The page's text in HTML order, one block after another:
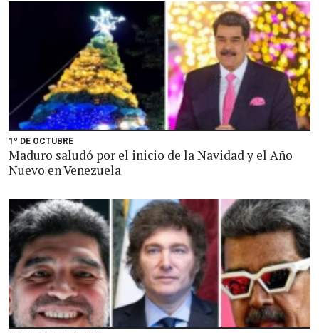
1º DE OCTUBRE
Maduro saludó por el inicio de la Navidad y el Año
Nuevo en Venezuela